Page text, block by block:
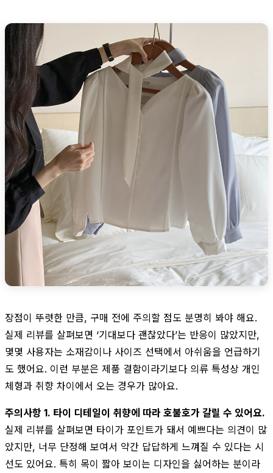
장점이 뚜렷한 만큼, 구매 전에 주의할 점도 분명히 봐야 해요.
실제 리뷰를 살펴보면 ‘기대보다 괜찮았다’는 반응이 많았지만,
몇몇 사용자는 소재감이나 사이즈 선택에서 아쉬움을 언급하기
도 했어요. 이런 부분은 제품 결함이라기보다 의류 특성상 개인
체형과 취향 차이에서 오는 경우가 많아요.
주의사항 1. 타이 디테일이 취향에 따라 호불호가 갈릴 수 있어요.
실제 리뷰를 살펴보면 타이가 포인트가 돼서 예쁘다는 의견이 많
았지만, 너무 단정해 보여서 약간 답답하게 느껴질 수 있다는 시
선도 있어요. 특히 목이 짧아 보이는 디자인을 싫어하는 분이라